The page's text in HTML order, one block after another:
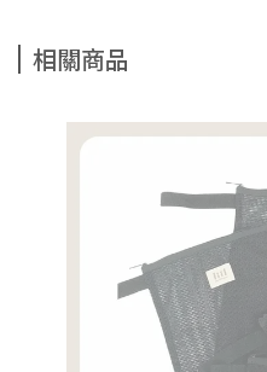
相關商品